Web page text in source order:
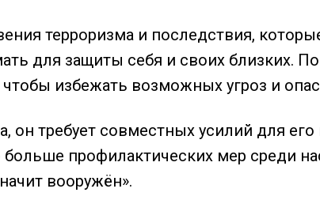
терроризма и последствия,
для защиты себя и своих близких.
избежать возможных угроз и
он требует совместных усилий для
профилактических мер среди
вооружён».